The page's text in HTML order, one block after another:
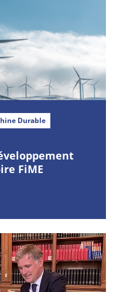
Durable
FiME